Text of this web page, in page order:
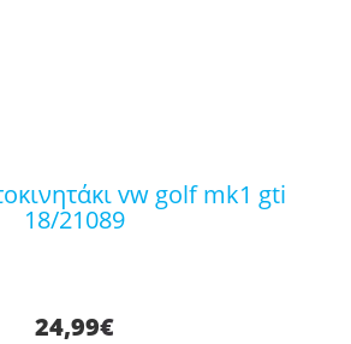
18/21089
24,99€